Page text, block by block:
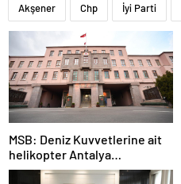
Akşener Chp İyi Parti
MSB: Deniz Kuvvetlerine ait
helikopter Antalya
açıklarında acil iniş yaptı